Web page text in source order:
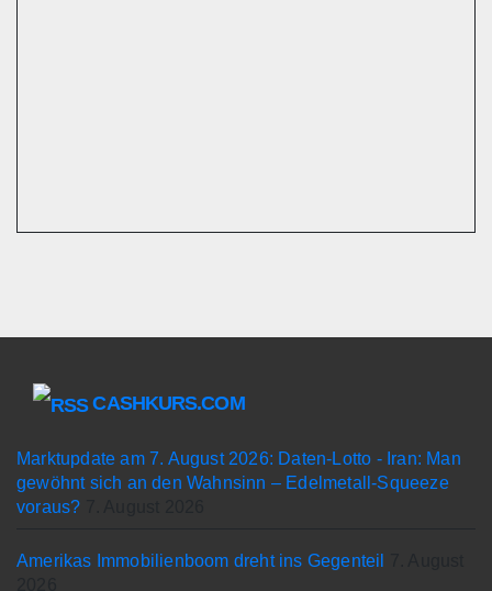
CASHKURS.COM
Marktupdate am 7. August 2026: Daten-Lotto - Iran: Man
gewöhnt sich an den Wahnsinn – Edelmetall-Squeeze
voraus?
Amerikas Immobilienboom dreht ins Gegenteil